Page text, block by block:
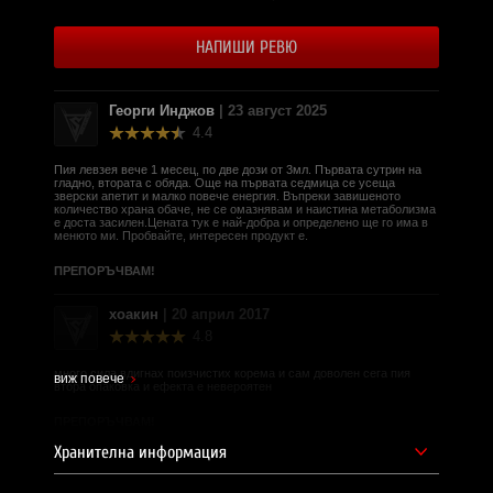
подпомага репродукцията.
Начин на приемане:1 доза дневно. Спортисти и активно
спортуващи могат да приемат 2 дози дневно. При
високо белтъчни диети, също е удачно прием на 2 дози
дневно. Приема се 1 час преди хранене.
Дози в опаковка: 33
Вземете Leuzea MAX от CVETITA HERBAL за
страхотни резултати!
(Leuzea carthamoides).
Да не се превишава дневната препоръчителна доза!
Уебсайт на производителя -
НАПИШИ РЕВЮ
Георги Инджов
| 23 август 2025
4.4
Пия левзея вече 1 месец, по две дози от 3мл. Първата сутрин на
гладно, втората с обяда. Още на първата седмица се усеща
зверски апетит и малко повече енергия. Въпреки завишеното
количество храна обаче, не се омазнявам и наистина метаболизма
е доста засилен.Цената тук е най-добра и определено ще го има в
менюто ми. Пробвайте, интересен продукт е.
ПРЕПОРЪЧВАМ!
хоакин
| 20 април 2017
много сила вдигнах поизчистих корема и сам доволен сега пия
втора опаковка и ефекта е невероятен
| 19 април 2017
виж повече
Хранителна информация